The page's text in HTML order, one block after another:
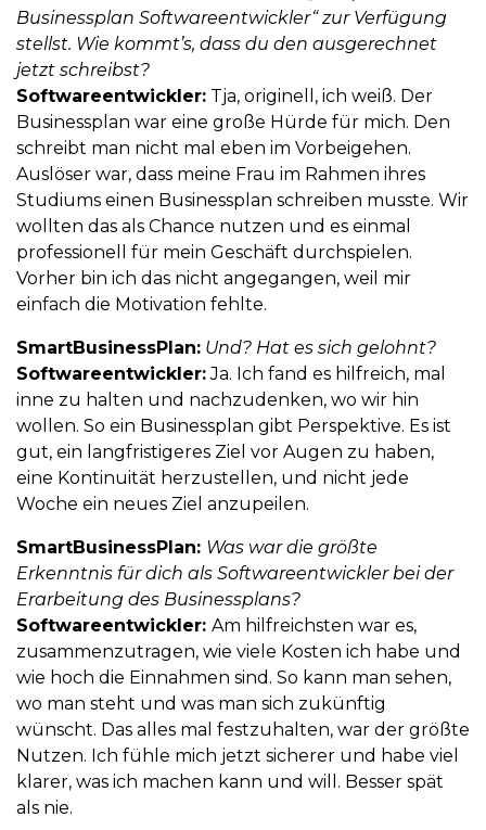
Businessplan Softwareentwickler“ zur Verfügung
stellst. Wie kommt’s, dass du den ausgerechnet
jetzt schreibst?
Softwareentwickler: Tja, originell, ich weiß. Der
Businessplan war eine große Hürde für mich. Den
schreibt man nicht mal eben im Vorbeigehen.
Auslöser war, dass meine Frau im Rahmen ihres
Studiums einen Businessplan schreiben musste. Wir
wollten das als Chance nutzen und es einmal
professionell für mein Geschäft durchspielen.
Vorher bin ich das nicht angegangen, weil mir
einfach die Motivation fehlte.
SmartBusinessPlan: Und? Hat es sich gelohnt?
Softwareentwickler:Ja. Ich fand es hilfreich, mal
inne zu halten und nachzudenken, wo wir hin
wollen. So ein Businessplan gibt Perspektive. Es ist
gut, ein langfristigeres Ziel vor Augen zu haben,
eine Kontinuität herzustellen, und nicht jede
Woche ein neues Ziel anzupeilen.
SmartBusinessPlan: Was war die größte
Erkenntnis für dich als Softwareentwickler bei der
Erarbeitung des Businessplans?
Softwareentwickler: Am hilfreichsten war es,
zusammenzutragen, wie viele Kosten ich habe und
wie hoch die Einnahmen sind. So kann man sehen,
wo man steht und was man sich zukünftig
wünscht. Das alles mal festzuhalten, war der größte
Nutzen. Ich fühle mich jetzt sicherer und habe viel
klarer, was ich machen kann und will. Besser spät
als nie.